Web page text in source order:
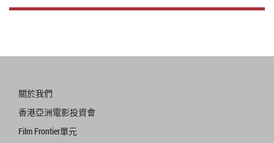
關於我們
香港亞洲電影投資會
Film Frontier單元